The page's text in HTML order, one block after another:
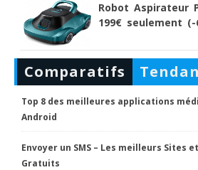
Robot Aspirateur
199€ seulement (-
Comparatifs
Top 8 des meilleures applications
Android
Envoyer un SMS – Les meilleurs Sites
Gratuits